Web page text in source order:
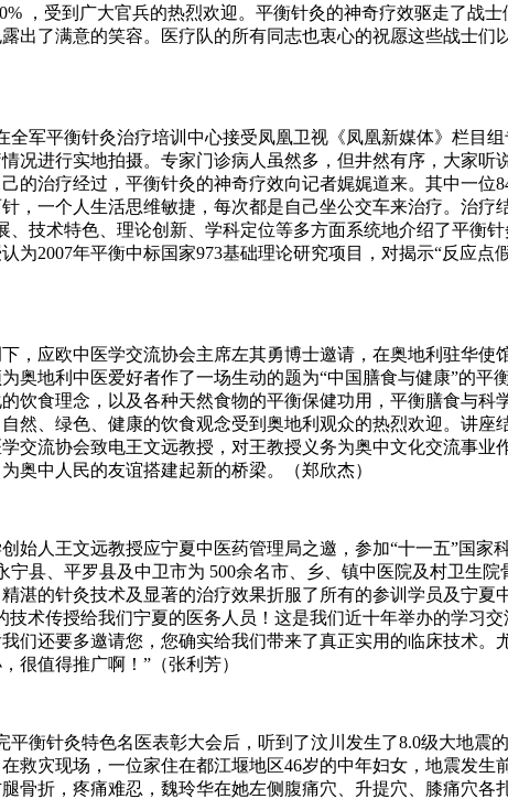
，受到广大官兵的热烈欢迎。平衡针灸的神奇疗效驱走了战
出了满意的笑容。医疗队的所有同志也衷心的祝愿这些战士
军平衡针灸治疗培训中心接受凤凰卫视《凤凰新媒体》栏目
况进行实地拍摄。专家门诊病人虽然多，但井然有序，大家
的治疗经过，平衡针灸的神奇疗效向记者娓娓道来。其中一位
，一个人生活思维敏捷，每次都是自己坐公交车来治疗。治疗
、技术特色、理论创新、学科定位等多方面系统地介绍了平衡
为2007年平衡中标国家973基础理论研究项目，对揭示“反应点
应欧中医学交流协会主席左其勇博士邀请，在奥地利驻华使
奥地利中医爱好者作了一场生动的题为“中国膳食与健康”的
饮食理念，以及各种天然食物的平衡保健功用，平衡膳食与
然、绿色、健康的饮食观念受到奥地利观众的热烈欢迎。讲
交流协会致电王文远教授，对王教授义务为奥中文化交流事业
奥中人民的友谊搭建起新的桥梁。（郑欣杰）
人王文远教授应宁夏中医药管理局之邀，参加“十一五”国家
宁县、平罗县及中卫市为 500余名市、乡、镇中医院及村卫生
湛的针灸技术及显著的治疗效果折服了所有的参训学员及宁
技术传授给我们宁夏的医务人员！这是我们近十年举办的学习
们还要多邀请您，您确实给我们带来了真正实用的临床技术
很值得推广啊！”（张利芳）
衡针灸特色名医表彰大会后，听到了汶川发生了8.0级大地震
救灾现场，一位家住在都江堰地区46岁的中年妇女，地震发
骨折，疼痛难忍，魏玲华在她左侧腹痛穴、升提穴、膝痛穴